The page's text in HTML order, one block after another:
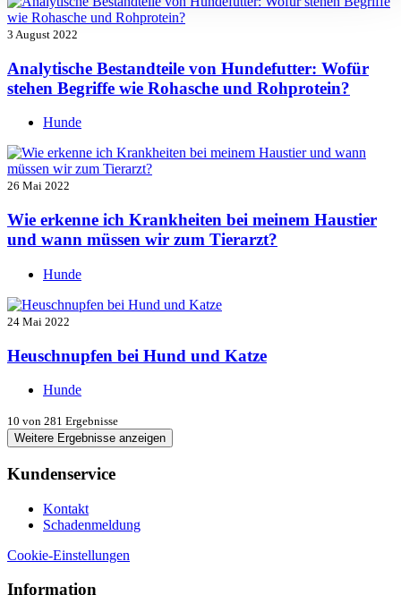
3 August 2022
Analytische Bestandteile von Hundefutter: Wofür
stehen Begriffe wie Rohasche und Rohprotein?
Hunde
26 Mai 2022
Wie erkenne ich Krankheiten bei meinem Haustier
und wann müssen wir zum Tierarzt?
Hunde
24 Mai 2022
Heuschnupfen bei Hund und Katze
Hunde
10 von 281 Ergebnisse
Weitere Ergebnisse anzeigen
Kundenservice
Kontakt
Schadenmeldung
Cookie-Einstellungen
Information